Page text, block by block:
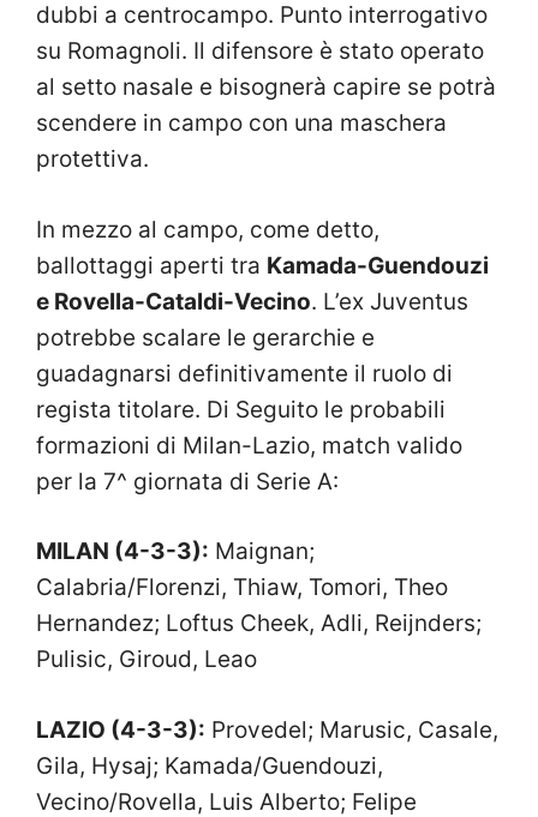
dubbi a centrocampo. Punto interrogativo
su Romagnoli. Il difensore è stato operato
al setto nasale e bisognerà capire se potrà
scendere in campo con una maschera
protettiva.
In mezzo al campo, come detto,
ballottaggi aperti tra Kamada-Guendouzi
e Rovella-Cataldi-Vecino. L’ex Juventus
potrebbe scalare le gerarchie e
guadagnarsi definitivamente il ruolo di
regista titolare. Di Seguito le probabili
formazioni di Milan-Lazio, match valido
per la 7^ giornata di Serie A:
MILAN (4-3-3): Maignan;
Calabria/Florenzi, Thiaw, Tomori, Theo
Hernandez; Loftus Cheek, Adli, Reijnders;
Pulisic, Giroud, Leao
LAZIO (4-3-3): Provedel; Marusic, Casale,
Gila, Hysaj; Kamada/Guendouzi,
Vecino/Rovella, Luis Alberto; Felipe